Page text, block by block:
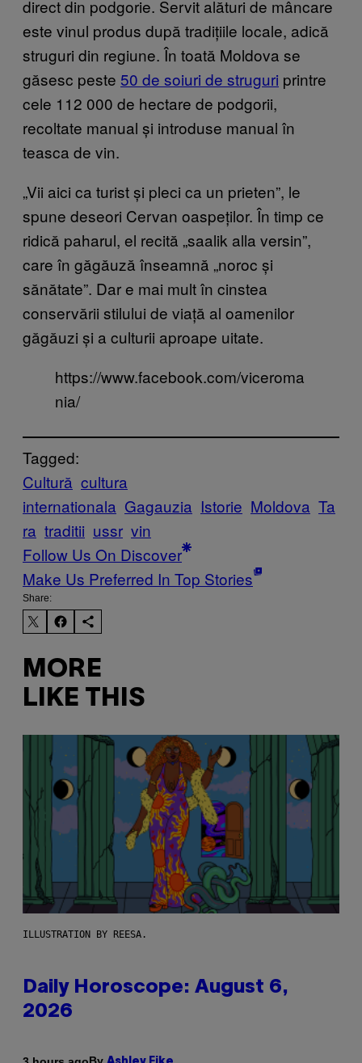
direct din podgorie. Servit alături de mâncare
este vinul produs după tradițiile locale, adică
struguri din regiune. În toată Moldova se
găsesc peste 50 de soiuri de struguri printre
cele 112 000 de hectare de podgorii,
recoltate manual și introduse manual în
teasca de vin.
„Vii aici ca turist și pleci ca un prieten”, le
spune deseori Cervan oaspeților. În timp ce
ridică paharul, el recită „saalik alla versin”,
care în găgăuză înseamnă „noroc și
sănătate”. Dar e mai mult în cinstea
conservării stilului de viață al oamenilor
găgăuzi și a culturii aproape uitate.
https://www.facebook.com/viceroma
nia/
Tagged:
Cultură cultura
internationala Gagauzia Istorie Moldova Ta
ra traditii ussr vin
Follow Us On Discover
Make Us Preferred In Top Stories
Share:
MORE
LIKE THIS
ILLUSTRATION BY REESA.
Daily Horoscope: August 6,
2026